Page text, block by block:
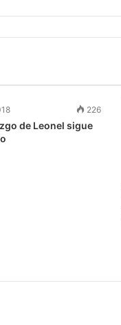
226
de Leonel sigue